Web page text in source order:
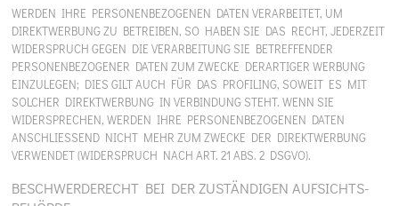
WERDEN IHRE PERSONENBEZOGENEN DATEN VERARBEITET, UM
DIREKTWERBUNG ZU BETREIBEN, SO HABEN SIE DAS RECHT, JEDERZEIT
WIDERSPRUCH GEGEN DIE VERARBEITUNG SIE BETREFFENDER
PERSONENBEZOGENER DATEN ZUM ZWECKE DERARTIGER WERBUNG
EINZULEGEN; DIES GILT AUCH FÜR DAS PROFILING, SOWEIT ES MIT
SOLCHER DIREKTWERBUNG IN VERBINDUNG STEHT. WENN SIE
WIDERSPRECHEN, WERDEN IHRE PERSONENBEZOGENEN DATEN
ANSCHLIESSEND NICHT MEHR ZUM ZWECKE DER DIREKTWERBUNG
VERWENDET (WIDERSPRUCH NACH ART. 21 ABS. 2 DSGVO).
BESCHWERDE­RECHT BEI DER ZUSTÄNDIGEN AUFSICHTS­